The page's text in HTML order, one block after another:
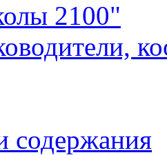
2100"
содержания